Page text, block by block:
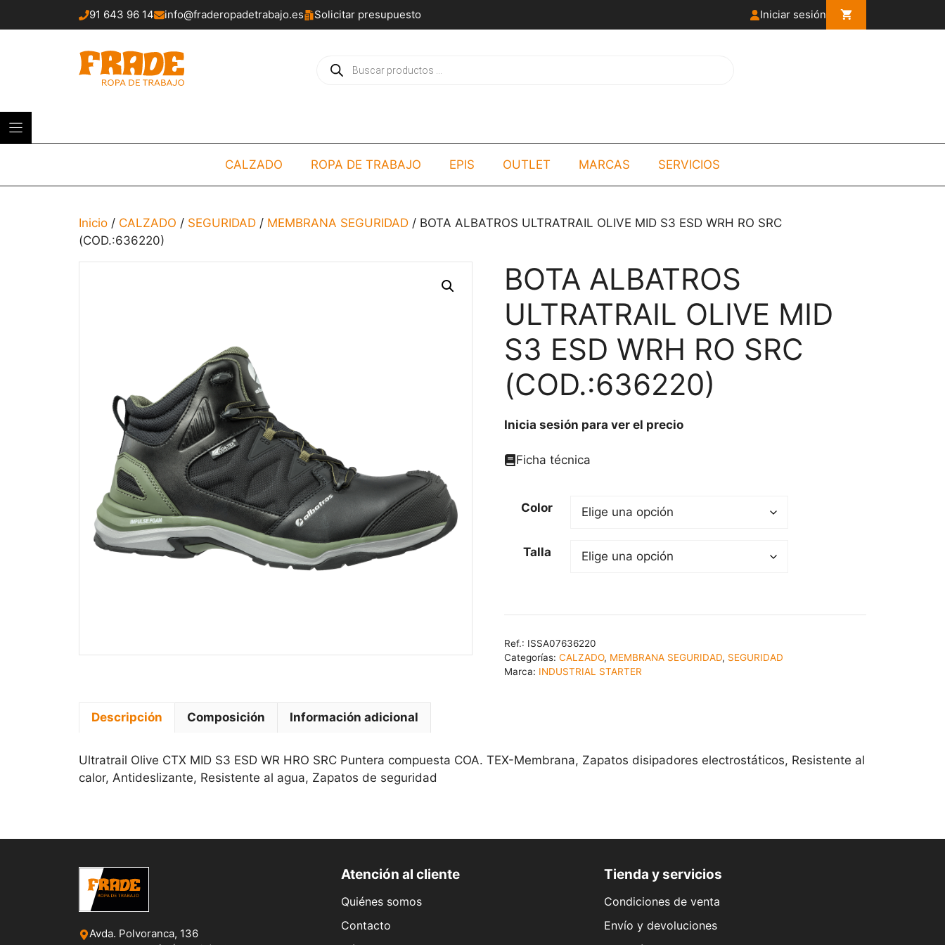
91 643 96 14 info@fraderopadetrabajo.es Solicitar presupuesto Iniciar sesión
Búsqueda
de
CALZADO ROPA DE TRABAJO EPIS OUTLET MARCAS SERVICIOS
Inicio / CALZADO / SEGURIDAD / MEMBRANA SEGURIDAD / BOTA ALBATROS ULTRATRAIL OLIVE MID S3 ESD WRH RO SRC
(COD.:636220)
BOTA ALBATROS
ULTRATRAIL OLIVE MID
S3 ESD WRH RO SRC
(COD.:636220)
Inicia sesión para ver el precio
Ficha técnica
Color
Talla
Ref.: ISSA07636220
Categorías: CALZADO, MEMBRANA SEGURIDAD, SEGURIDAD
Marca: INDUSTRIAL STARTER
Descripción Composición Información adicional
Ultratrail Olive CTX MID S3 ESD WR HRO SRC Puntera compuesta COA. TEX-Membrana, Zapatos disipadores electrostáticos, Resistente al
calor, Antideslizante, Resistente al agua, Zapatos de seguridad
Avda. Polvoranca, 136
Atención al cliente
Quiénes somos
Contacto
Tienda y servicios
Condiciones de venta
Envío y devoluciones